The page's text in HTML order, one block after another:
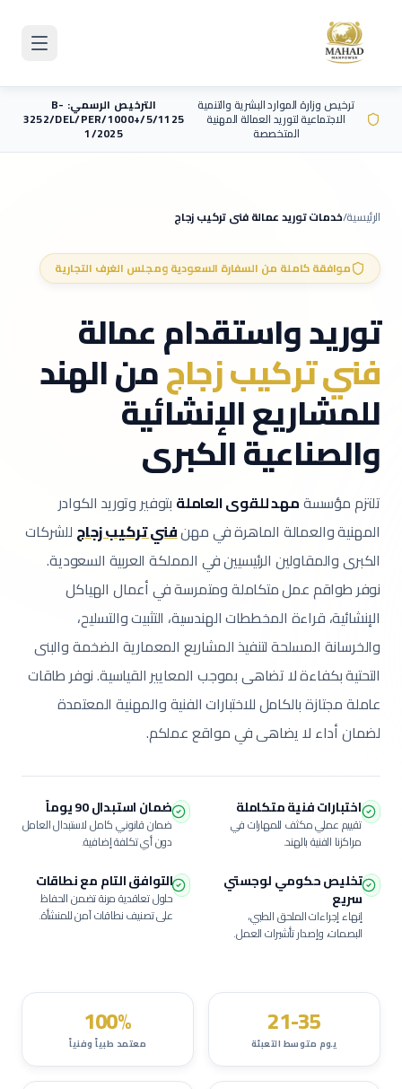
ترخيص وزارة الموارد البشرية والتنمية
الاجتماعية لتوريد العمالة المهنية
المتخصصة
الترخيص الرسمي: B-
3252/DEL/PER/1000+/5/1125
1/2025
الرئيسية/خدمات توريد عمالةفني تركيب زجاج
موافقة كاملة من السفارة السعودية ومجلس الغرف التجارية
توريد واستقدام عمالة
فني تركيب زجاجمن الهند
للمشاريع الإنشائية
والصناعية الكبرى
تلتزم مؤسسةمهد للقوى العاملة بتوفير وتوريد الكوادر
المهنية والعمالة الماهرة في مهنفني تركيب زجاج للشركات
الكبرى والمقاولين الرئيسيين في المملكة العربية السعودية.
نوفر طواقم عمل متكاملة ومتمرسة في أعمال الهياكل
الإنشائية، قراءة المخططات الهندسية، التثبيت والتسليح،
والخرسانة المسلحة لتنفيذ المشاريع المعمارية الضخمة والبنى
التحتية بكفاءة لا تضاهى بموجب المعايير القياسية.نوفر طاقات
عاملة مجتازة بالكامل للاختبارات الفنية والمهنية المعتمدة
لضمان أداء لا يضاهى في مواقع عملكم.
اختبارات فنية متكاملة
تقييم عملي مكثف للمهارات في
مراكزنا الفنية بالهند.
ضمان استبدال 90 يوماً
ضمان قانوني كامل لاستبدال العامل
دون أي تكلفة إضافية.
تخليص حكومي لوجستي
سريع
إنهاء إجراءات الملحق الطبي،
البصمات، وإصدار تأشيرات العمل.
التوافق التام مع نطاقات
حلول تعاقدية مرنة تضمن الحفاظ
على تصنيف نطاقات آمن للمنشأة.
21-35
يوم متوسط التعبئة
100%
معتمد طبياً وفنياً